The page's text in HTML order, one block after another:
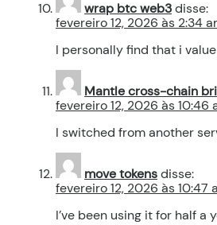
wrap btc web3disse:
fevereiro 12, 2026 às 2:34
I personally find that i
Mantle cross-chain
fevereiro 12, 2026 às 10:46
I switched from another
move tokensdisse:
fevereiro 12, 2026 às 10:47
I’ve been using it for half